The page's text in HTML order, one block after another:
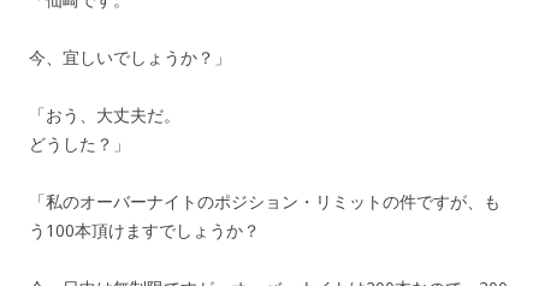
今、宜しいでしょうか？」
「おう、大丈夫だ。
どうした？」
「私のオーバーナイトのポジション・リミットの件ですが、も
う100本頂けますでしょうか？